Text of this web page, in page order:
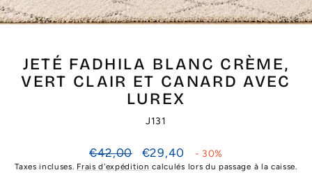
JETÉ FADHILA BLANC CRÈME,
VERT CLAIR ET CANARD AVEC
LUREX
J131
Prix
régulier
€42,00
Prix
réduit
€29,40 - 30%
Taxes incluses. Frais d'expédition calculés lors du passage à la caisse.